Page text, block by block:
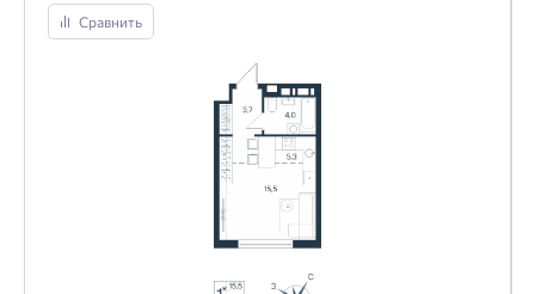
Сравнить